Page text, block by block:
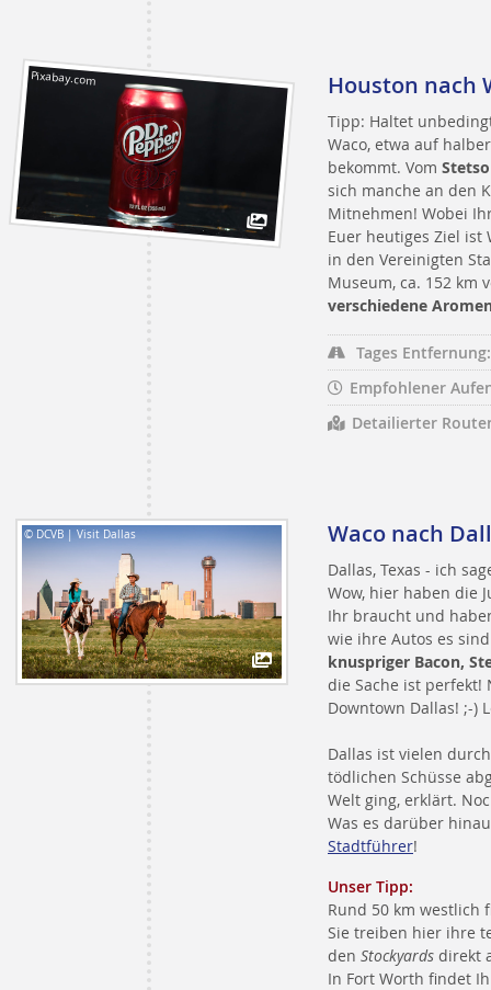
Pixabay.com Houston nach
Tipp: Haltet
Waco, etwa auf
bekommt. Vom
sich manche an den
Mitnehmen! Wobei
Euer heutiges Ziel ist
in den Vereinigten
Museum, ca. 152 km
verschiedene
Tages Entfernung:
Empfohlener
Detailierter
© DCVB | Visit Dallas Waco nach
Dallas, Texas - ich
Wow, hier haben die
Ihr braucht und
wie ihre Autos es
knuspriger Bacon,
die Sache ist perfekt!
Downtown Dallas! ;-)
Dallas ist vielen
tödlichen Schüsse
Welt ging, erklärt.
Was es darüber
Stadtführer!
Unser Tipp:
Rund 50 km
Sie treiben hier ihre
den Stockyards direkt
In Fort Worth findet